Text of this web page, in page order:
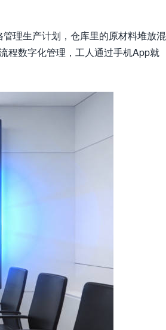
理生产计划，仓库里的原材料堆放混
程数字化管理，工人通过手机App就